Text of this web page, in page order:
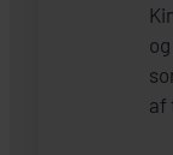
af